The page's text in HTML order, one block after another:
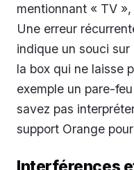
mentionnant « TV
Une erreur
indique un souci
la box qui ne laisse
exemple un pare-
savez pas
support Orange
Interférences